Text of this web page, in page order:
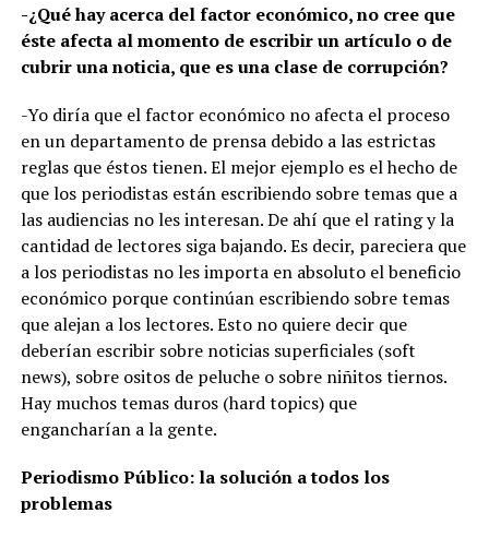
-¿Qué hay acerca del factor económico, no cree que
éste afecta al momento de escribir un artículo o de
cubrir una noticia, que es una clase de corrupción?
-Yo diría que el factor económico no afecta el proceso
en un departamento de prensa debido a las estrictas
reglas que éstos tienen. El mejor ejemplo es el hecho de
que los periodistas están escribiendo sobre temas que a
las audiencias no les interesan. De ahí que el rating y la
cantidad de lectores siga bajando. Es decir, pareciera que
a los periodistas no les importa en absoluto el beneficio
económico porque continúan escribiendo sobre temas
que alejan a los lectores. Esto no quiere decir que
deberían escribir sobre noticias superficiales (soft
news), sobre ositos de peluche o sobre niñitos tiernos.
Hay muchos temas duros (hard topics) que
engancharían a la gente.
Periodismo Público: la solución a todos los
problemas